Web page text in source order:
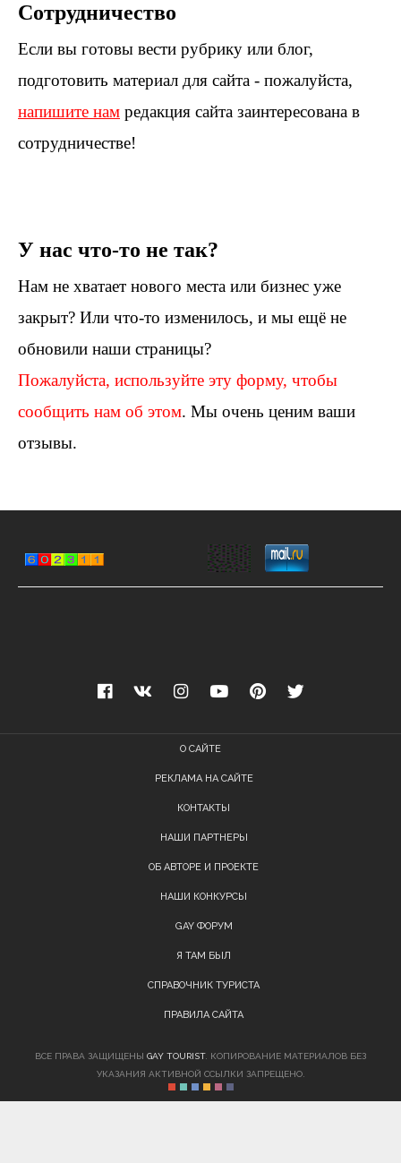
Сотрудничество
Если вы готовы вести рубрику или блог,
подготовить материал для сайта - пожалуйста,
напишите нам редакция сайта заинтересована в
сотрудничестве!
У нас что-то не так?
Нам не хватает нового места или бизнес уже
закрыт? Или что-то изменилось, и мы ещё не
обновили наши страницы?
Пожалуйста, используйте эту форму, чтобы
сообщить нам об этом. Мы очень ценим ваши
отзывы.
О САЙТЕ
РЕКЛАМА НА САЙТЕ
КОНТАКТЫ
НАШИ ПАРТНЕРЫ
ОБ АВТОРЕ И ПРОЕКТЕ
НАШИ КОНКУРСЫ
GAY ФОРУМ
Я ТАМ БЫЛ
СПРАВОЧНИК ТУРИСТА
ПРАВИЛА САЙТА
ВСЕ ПРАВА ЗАЩИЩЕНЫ GAY TOURIST. КОПИРОВАНИЕ МАТЕРИАЛОВ БЕЗ
УКАЗАНИЯ АКТИВНОЙ ССЫЛКИ ЗАПРЕЩЕНО.